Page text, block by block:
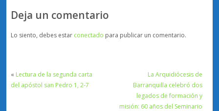
Deja un comentario
Lo siento, debes estar conectado para publicar un comentario.
« Lectura de la segunda carta
del apóstol san Pedro 1, 2-7
La Arquidiócesis de
Barranquilla celebró dos
legados de formación y
misión: 60 años del Seminario